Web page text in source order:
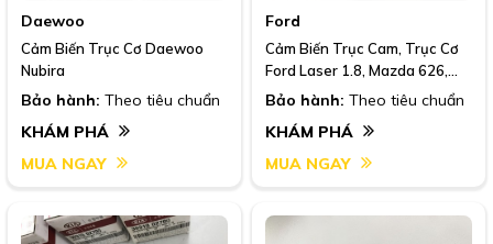
Daewoo
Cảm Biến Trục Cơ Daewoo
Nubira
Bảo hành: Theo tiêu chuẩn
KHÁM PHÁ
MUA NGAY
Ford
Cảm Biến Trục Cam, Trục Cơ
Ford Laser 1.8, Mazda 626,
N3A1-18-221A
Bảo hành: Theo tiêu chuẩn
KHÁM PHÁ
MUA NGAY